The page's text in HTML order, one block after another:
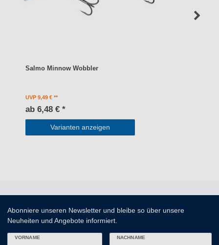
Salmo Minnow Wobbler
UVP 9,49 €
ab 6,48 € *
Varianten anzeigen
Abonniere unseren Newsletter und bleibe so über unsere
Neuheiten und Angebote informiert.
VORNAME NACHNAME